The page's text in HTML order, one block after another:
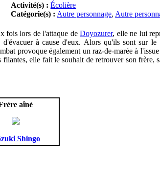
Activité(s) : Écolière
Catégorie(s) : Autre personnage, Autre
fois lors de l'attaque deDoyozurer, elle ne lui
d'évacuer à cause d'eux. Alors qu'ils sont sur
provoque également un raz-de-marée à
elle fait le souhait de retrouver son frère,
aîné
Shingo